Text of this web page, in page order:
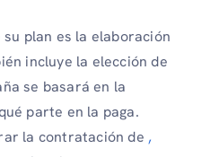
plan es la elaboración
incluye la elección de
se basará en la
parte en la paga.
la contratación de ,